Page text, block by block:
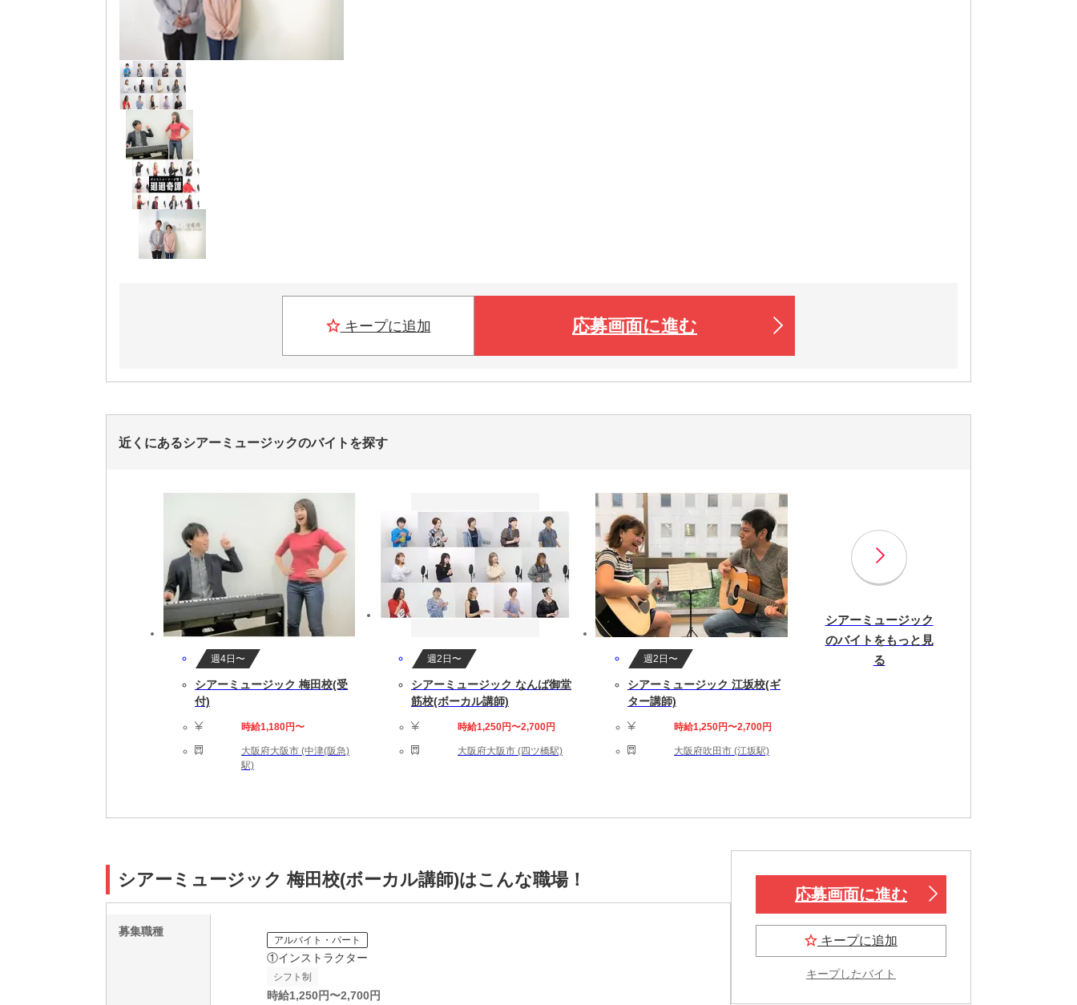
キープに追加 応募画面に進む
近くにあるシアーミュージックのバイトを探す
週4日〜
シアーミュージック 梅田校(受
付)
時給1,180円〜
大阪府大阪市 (中津(阪急)
駅)
週2日〜
シアーミュージック なんば御堂
筋校(ボーカル講師)
時給1,250円〜2,700円
大阪府大阪市 (四ツ橋駅)
週2日〜
シアーミュージック 江坂校(ギ
ター講師)
時給1,250円〜2,700円
大阪府吹田市 (江坂駅)
シアーミュージック
のバイトをもっと見
る
シアーミュージック 梅田校(ボーカル講師)はこんな職場！
募集職種
アルバイト・パート
①インストラクター
シフト制
時給1,250円〜2,700円
応募画面に進む
キープに追加
キープしたバイト